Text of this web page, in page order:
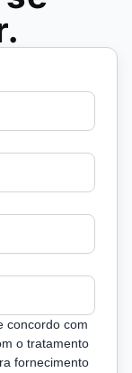
concordo com
o tratamento
fornecimento